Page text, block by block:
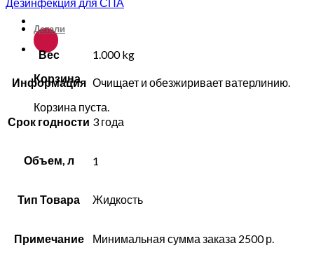
Корзина
Корзина пуста.
Детали
Вес 1.000 kg
Информация Очищает и обезжиривает ватерлинию.
Срок годности 3 года
Объем, л 1
Тип Товара Жидкость
Примечание Минимальная сумма заказа 2500 р.